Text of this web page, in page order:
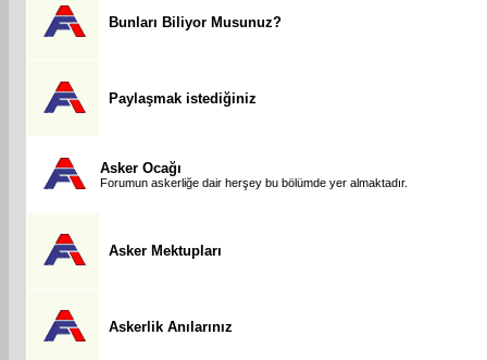
Bunları Biliyor Musunuz?
Paylaşmak istediğiniz
Asker Ocağı
Forumun askerliğe dair herşey bu bölümde yer almaktadır.
Asker Mektupları
Askerlik Anılarınız